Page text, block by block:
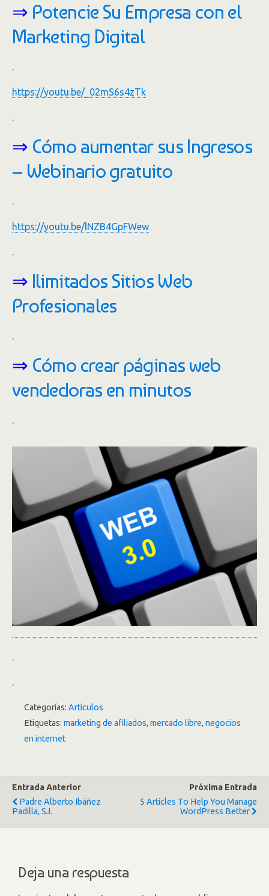
⇒ Potencie Su Empresa con el
Marketing Digital
.
https://youtu.be/_02mS6s4zTk
.
⇒ Cómo aumentar sus Ingresos
– Webinario gratuito
.
https://youtu.be/lNZB4GpFWew
.
⇒ Ilimitados Sitios Web
Profesionales
.
⇒ Cómo crear páginas web
vendedoras en minutos
.
.
.
Categorías: Artículos
Etiquetas: marketing de afiliados, mercado libre, negocios
en internet
Entrada Anterior
Padre Alberto Ibáñez
Padilla, SJ.
Próxima Entrada
5 Articles To Help You Manage
WordPress Better
Deja una respuesta